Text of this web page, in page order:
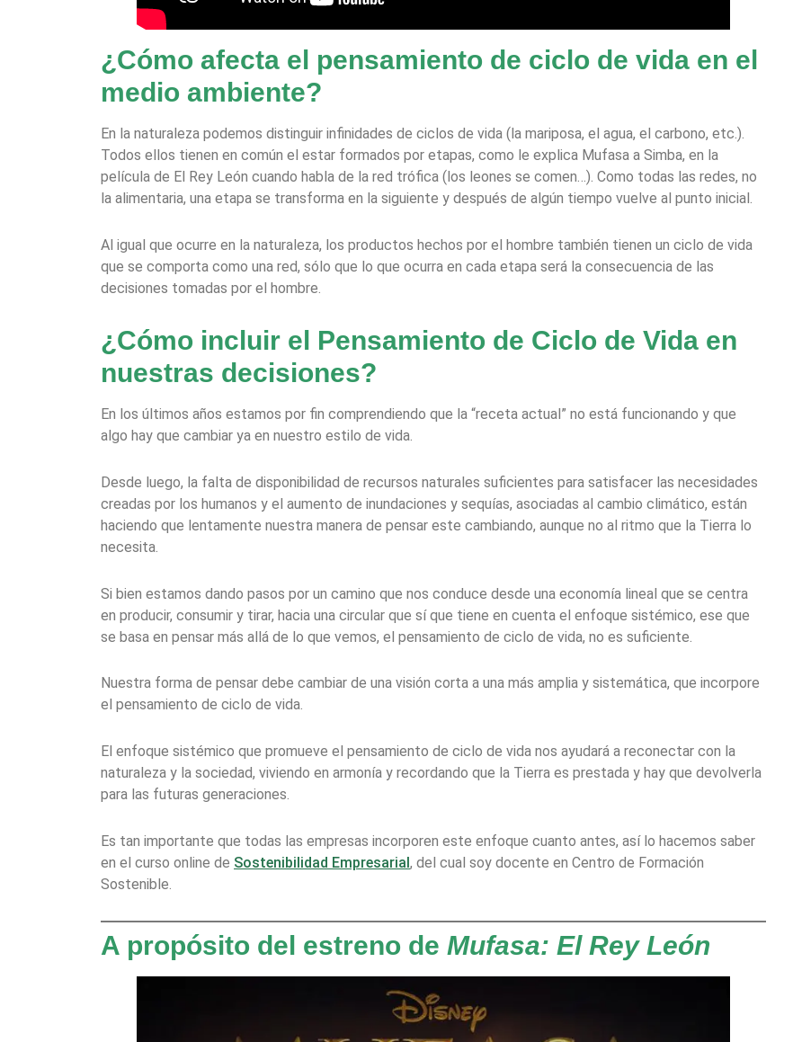
¿Cómo afecta el pensamiento de ciclo de vida en el
medio ambiente?
En la naturaleza podemos distinguir infinidades de ciclos de vida (la mariposa, el agua, el carbono, etc.).
Todos ellos tienen en común el estar formados por etapas, como le explica Mufasa a Simba, en la
película de El Rey León cuando habla de la red trófica (los leones se comen…). Como todas las redes, no
la alimentaria, una etapa se transforma en la siguiente y después de algún tiempo vuelve al punto inicial.
Al igual que ocurre en la naturaleza, los productos hechos por el hombre también tienen un ciclo de vida
que se comporta como una red, sólo que lo que ocurra en cada etapa será la consecuencia de las
decisiones tomadas por el hombre.
¿Cómo incluir el Pensamiento de Ciclo de Vida en
nuestras decisiones?
En los últimos años estamos por fin comprendiendo que la “receta actual” no está funcionando y que
algo hay que cambiar ya en nuestro estilo de vida.
Desde luego, la falta de disponibilidad de recursos naturales suficientes para satisfacer las necesidades
creadas por los humanos y el aumento de inundaciones y sequías, asociadas al cambio climático, están
haciendo que lentamente nuestra manera de pensar este cambiando, aunque no al ritmo que la Tierra lo
necesita.
Si bien estamos dando pasos por un camino que nos conduce desde una economía lineal que se centra
en producir, consumir y tirar, hacia una circular que sí que tiene en cuenta el enfoque sistémico, ese que
se basa en pensar más allá de lo que vemos, el pensamiento de ciclo de vida, no es suficiente.
Nuestra forma de pensar debe cambiar de una visión corta a una más amplia y sistemática, que incorpore
el pensamiento de ciclo de vida.
El enfoque sistémico que promueve el pensamiento de ciclo de vida nos ayudará a reconectar con la
naturaleza y la sociedad, viviendo en armonía y recordando que la Tierra es prestada y hay que devolverla
para las futuras generaciones.
Es tan importante que todas las empresas incorporen este enfoque cuanto antes, así lo hacemos saber
en el curso online de Sostenibilidad Empresarial , del cual soy docente en Centro de Formación
Sostenible.
A propósito del estreno de Mufasa: El Rey León